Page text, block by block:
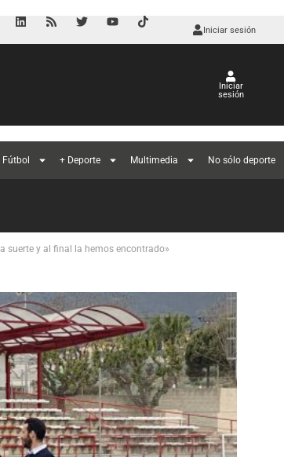
Iniciar sesión
Iniciar
sesión
Fútbol + Deporte Multimedia No sólo deporte
suerte y al final la hemos encontrado»